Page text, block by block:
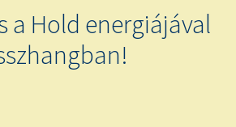
LIMITÁLT!
a Hold energiájával